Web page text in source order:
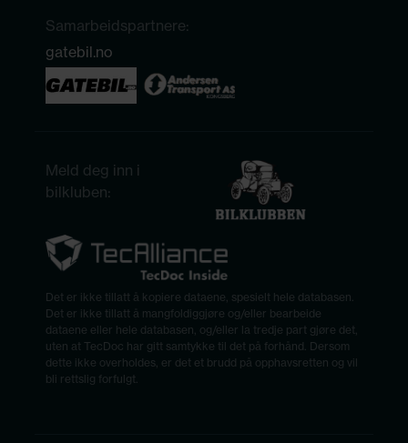
Samarbeidspartnere:
gatebil.no
Meld deg inn i
bilkluben:
Det er ikke tillatt å kopiere dataene, spesielt hele databasen.
Det er ikke tillatt å mangfoldiggjøre og/eller bearbeide
dataene eller hele databasen, og/eller la tredje part gjøre det,
uten at TecDoc har gitt samtykke til det på forhånd. Dersom
dette ikke overholdes, er det et brudd på opphavsretten og vil
bli rettslig forfulgt.